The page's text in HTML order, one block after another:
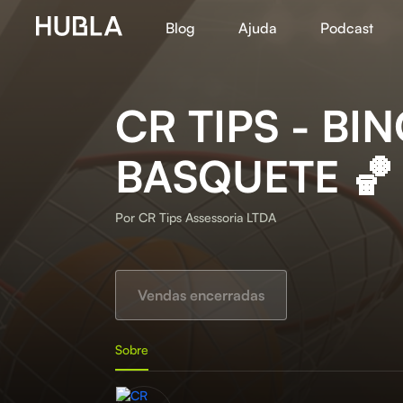
Blog Ajuda Podcast
CR TIPS -
BASQUETE 🏀
Por CR Tips Assessoria LTDA
Vendas encerradas
Sobre